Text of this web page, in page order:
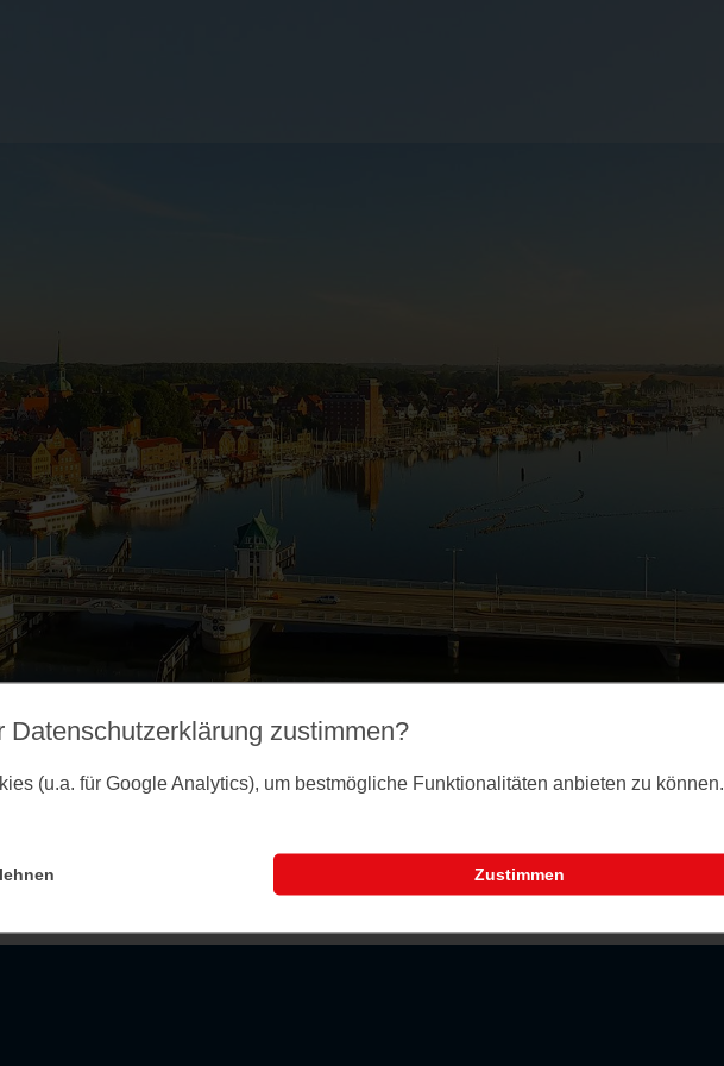
Datenschutz­erklärung zustimmen?
(u.a. für Google Analytics), um bestmögliche Funktionalitäten anbieten zu können.
Zustimmen